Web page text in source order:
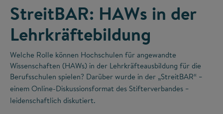
StreitBAR: HAWs in der
Lehrkräftebildung
Welche Rolle können Hochschulen für angewandte
Wissenschaften (HAWs) in der Lehrkräfteausbildung für die
Berufsschulen spielen? Darüber wurde in der „StreitBAR“ –
einem Online-Diskussionsformat des Stifterverbandes –
leidenschaftlich diskutiert.